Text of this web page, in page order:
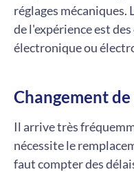
réglages
de l'expérience est
électronique ou
Changement de
Il arrive très
nécessite le
faut compter des